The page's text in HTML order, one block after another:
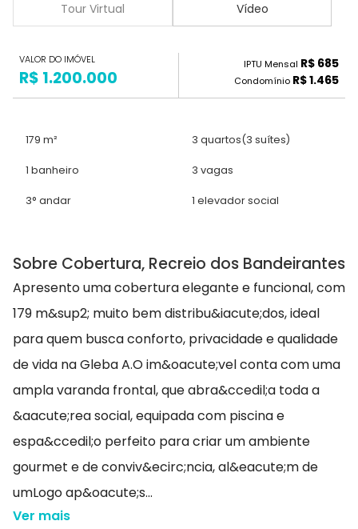
Tour Virtual Vídeo
VALOR DO IMÓVEL
R$ 1.200.000
IPTU Mensal R$ 685
Condomínio R$ 1.465
179 m² 3 quartos(3 suítes)
1 banheiro 3 vagas
3° andar 1 elevador social
Sobre Cobertura, Recreio dos Bandeirantes
Apresento uma cobertura elegante e funcional, com
179 m&sup2; muito bem distribu&iacute;dos, ideal
para quem busca conforto, privacidade e qualidade
de vida na Gleba A.O im&oacute;vel conta com uma
ampla varanda frontal, que abra&ccedil;a toda a
&aacute;rea social, equipada com piscina e
espa&ccedil;o perfeito para criar um ambiente
gourmet e de conviv&ecirc;ncia, al&eacute;m de
umLogo ap&oacute;s...
Ver mais